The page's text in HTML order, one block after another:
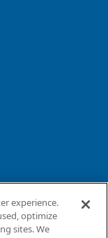
experience.
optimize
sites. We